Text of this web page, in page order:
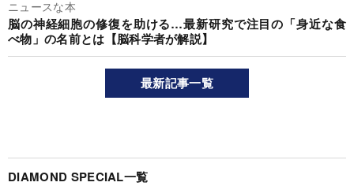
ニュースな本
脳の神経細胞の修復を助ける…最新研究で注目の「身近な食
べ物」の名前とは【脳科学者が解説】
最新記事一覧
DIAMOND SPECIAL一覧